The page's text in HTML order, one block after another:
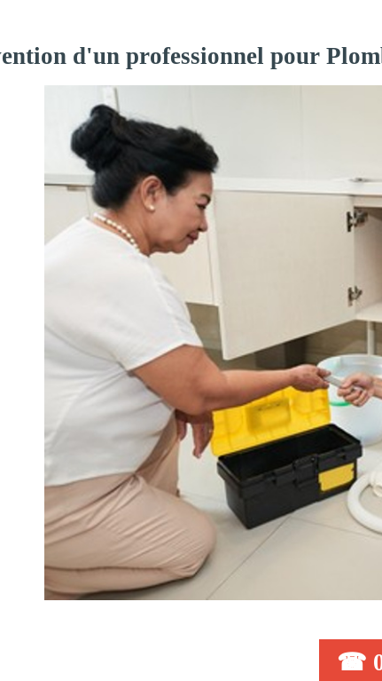
d'un professionnel pour
☎